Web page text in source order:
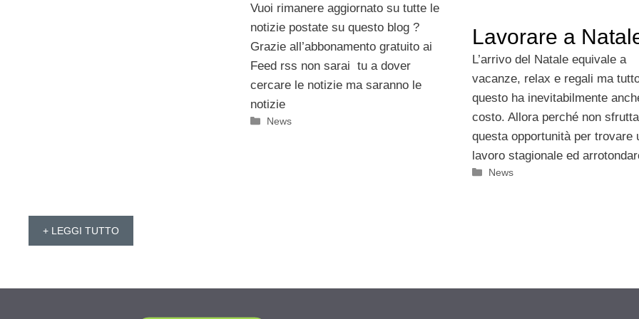
Vuoi rimanere aggiornato su tutte le
notizie postate su questo blog ?
Grazie all’abbonamento gratuito ai
Feed rss non sarai tu a dover
cercare le notizie ma saranno le
notizie
Categorie
News
Lavorare a
L’arrivo del Natale equivale a
vacanze, relax e regali ma
questo ha inevitabilmente
costo. Allora perché non
questa opportunità per trovare
lavoro stagionale ed
Categorie
News
+ LEGGI TUTTO